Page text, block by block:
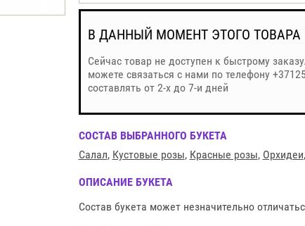
В ДАННЫЙ МОМЕНТ ЭТОГО ТОВАРА
Сейчас товар не доступен к быстрому
можете связаться с нами по телефону
составлять от 2-х до 7-и дней
СОСТАВ ВЫБРАННОГО БУКЕТА
Салал, Кустовые розы, Красные розы, Орхидеи,
ОПИСАНИЕ БУКЕТА
Состав букета может незначительно